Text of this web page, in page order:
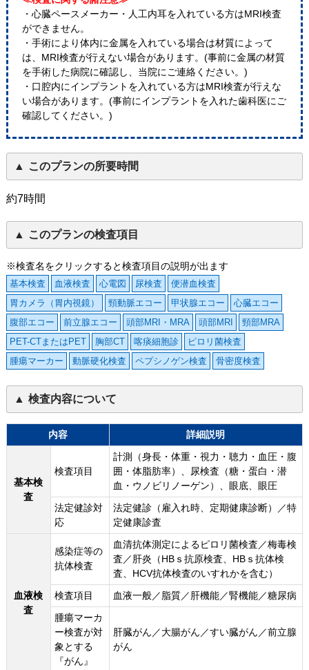
・心臓ペースメーカー・人工内耳を入れている方はMRI検査
ができません。
・手術により体内に金属を入れている場合は材質によって
は、MRI検査が行えない場合があります。(事前に金属の材質
を手術した病院に確認し、当院にご連絡ください。)
・口腔内にインプラントを入れている方はMRI検査が行えな
い場合があります。(事前にインプラントを入れた歯科医にご
確認してください。)
このプランの所要時間
約7時間
このプランの検査項目
※検査名をクリックすると検査項目の説明が出ます
基本検査 血液検査 心電図 尿検査
便潜血検査
胃カメラ（胃内視鏡）
頸動脈エコー 甲状腺エコー
心臓エコー
腹部エコー
前立腺エコー 頭部MRI・MRA 頭部MRI
頸部MRA
PET-CTまたはPET
胸部CT 喀痰細胞診
ピロリ菌検査
腫瘍マーカー
動脈硬化検査 ペプシノゲン検査 骨密度検査
検査内容について
内容 詳細説明
基本検
査
検査項目
計測（身長・体重・視力・聴力・血圧・腹
囲・体脂肪率）、尿検査（糖・蛋白・潜
血・ウノビリノーゲン）、眼底、眼圧
法定健診対
応
法定健診（雇入れ時、定期健康診断）／特
定健康診査
血液検
査
感染症等の
抗体検査
血清抗体測定によるピロリ菌検査／梅毒検
査／肝炎（HBｓ抗原検査、HBｓ抗体検
査、HCV抗体検査のいすれかを含む）
検査項目
血液一般／脂質／肝機能／腎機能／糖尿病
腫瘍マーカ
ー検査が対
象とする
『がん』
肝臓がん／大腸がん／すい臓がん／前立腺
がん